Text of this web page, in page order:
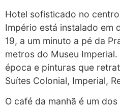
Hotel sofisticado no
Império está instalado em
19, a um minuto a pé da
metros do Museu
época e pinturas que
Suítes Colonial, Imperial,
O café da manhã é um